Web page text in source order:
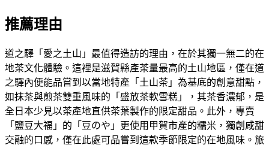
推薦理由
道之驛「愛之土山」最值得造訪的理由，在於其獨一無二的在
地茶文化體驗。這裡是滋賀縣產茶量最高的土山地區，僅在道
之驛內便能品嘗到以當地特產「土山茶」為基底的創意甜點，
如抹茶與煎茶雙重風味的「盛放茶軟雪糕」，其茶香濃郁，是
全日本少見以茶產地直供茶葉製作的限定甜品。此外，專賣
「鹽豆大福」的「豆のや」更使用甲賀市產的糯米，獨創咸甜
交融的口感，僅在此處可品嘗到這款季節限定的在地風味。旅